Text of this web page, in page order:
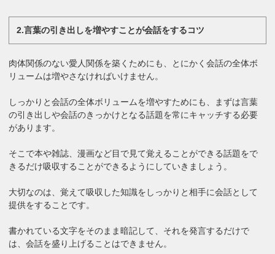
2.言葉の引き出しを増やすことが会話をするコツ
肉体関係のない愛人関係を築くためにも、とにかく会話の全体ボ
リュームは増やさなければいけません。
しっかりと会話の全体ボリュームを増やすためにも、まずは言葉
の引き出しや会話のきっかけとなる話題を常にキャッチする必要
があります。
そこで本や雑誌、漫画など目で見て覚えることができる話題をで
きるだけ吸収することができるようにしていきましょう。
大切なのは、覚えて吸収した知識をしっかりと相手に会話として
提供をすることです。
書かれている文字をそのまま暗記して、それを発言するだけで
は、会話を盛り上げることはできません。